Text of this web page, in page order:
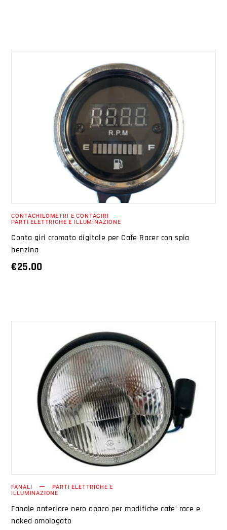
AGGIUNGI AL CARRELLO
CONTACHILOMETRI E CONTAGIRI
PARTI ELETTRICHE E ILLUMINAZIONE
Conta giri cromato digitale per Cafe Racer con spia
benzina
€25.00
AGGIUNGI AL CARRELLO
FANALI PARTI ELETTRICHE E
ILLUMINAZIONE
Fanale anteriore nero opaco per modifiche cafe’ race e
naked omologato